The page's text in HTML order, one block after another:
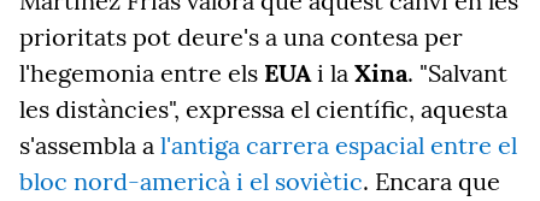
prioritats pot deure's a una contesa per
l'hegemonia entre els EUAi la Xina. "Salvant
les distàncies", expressa el científic, aquesta
s'assembla a l'antiga carrera espacial entre el
bloc nord-americà i el soviètic. Encara que